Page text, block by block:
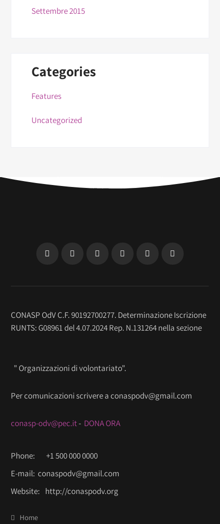
Settembre 2015
Categories
Features
Uncategorized
CONASP OdV C.F. 90192700277. Determinazione Iscrizione
RUNTS: G08961 del 4.07.2024 Rep. N.131264 nella sezione
" Organizzazioni di volontariato".
Per comunicazioni scrivere a conaspodv@gmail.com
conasp-odv@pec.it- DONA ORA
Phone:
+1 500 000 0000
E-mail:conaspodv@gmail.com
Website: http://conaspodv.org
Home